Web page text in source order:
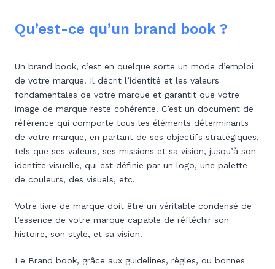
Qu’est-ce qu’un brand book ?
Un brand book, c’est en quelque sorte un mode d’emploi
de votre marque. Il décrit l’identité et les valeurs
fondamentales de votre marque et garantit que votre
image de marque reste cohérente. C’est un document de
référence qui comporte tous les éléments déterminants
de votre marque, en partant de ses objectifs stratégiques,
tels que ses valeurs, ses missions et sa vision, jusqu’à son
identité visuelle, qui est définie par un logo, une palette
de couleurs, des visuels, etc.
Votre livre de marque doit être un véritable condensé de
l’essence de votre marque capable de réfléchir son
histoire, son style, et sa vision.
Le Brand book, grâce aux guidelines, règles, ou bonnes